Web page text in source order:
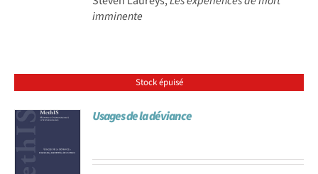
imminente
Stock épuisé
Usages de la déviance